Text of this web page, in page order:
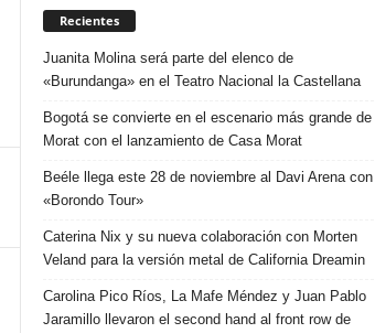
Recientes
Juanita Molina será parte del elenco de
«Burundanga» en el Teatro Nacional la Castellana
Bogotá se convierte en el escenario más grande de
Morat con el lanzamiento de Casa Morat
Beéle llega este 28 de noviembre al Davi Arena con
«Borondo Tour»
Caterina Nix y su nueva colaboración con Morten
Veland para la versión metal de California Dreamin
Carolina Pico Ríos, La Mafe Méndez y Juan Pablo
Jaramillo llevaron el second hand al front row de